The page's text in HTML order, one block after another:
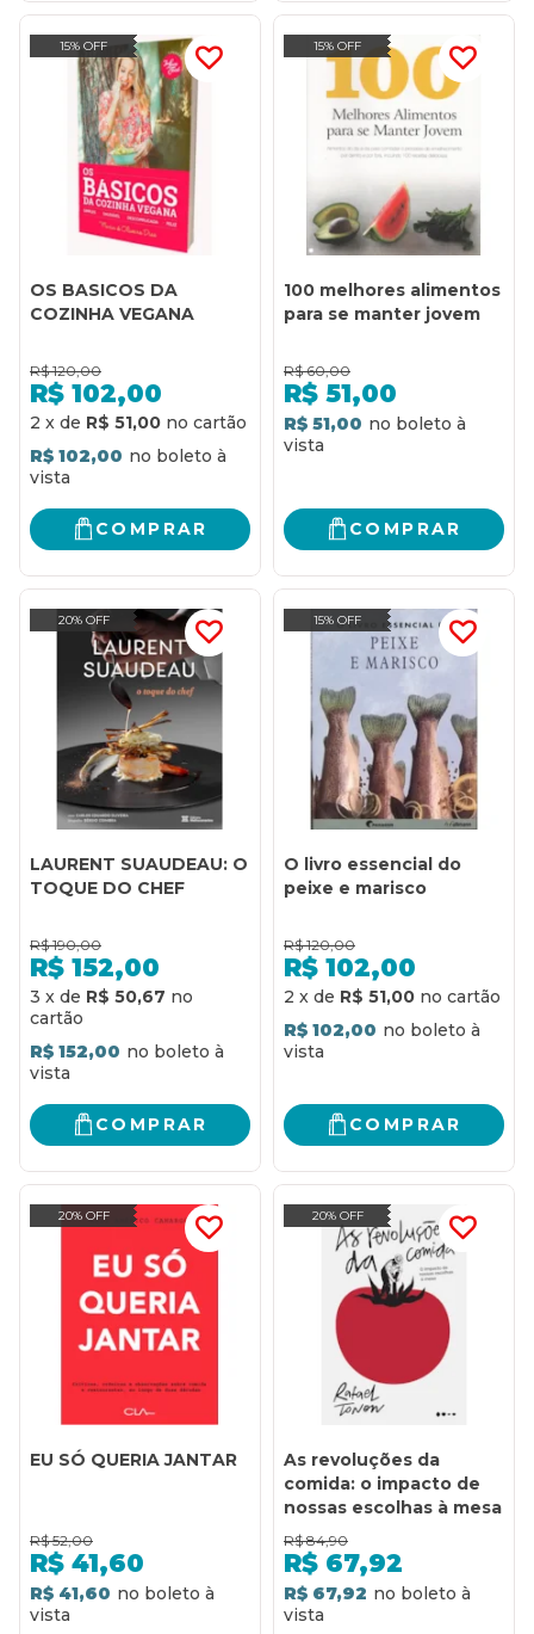
15% OFF
OS BASICOS DA
COZINHA VEGANA
R$ 120,00
R$ 102,00
2 x de R$ 51,00
R$ 102,00
COMPRAR
15% OFF
100 melhores alimentos
para se manter jovem
R$ 60,00
R$ 51,00
R$ 51,00
COMPRAR
20% OFF
LAURENT SUAUDEAU: O
TOQUE DO CHEF
R$ 190,00
R$ 152,00
3 x de R$ 50,67
R$ 152,00
COMPRAR
15% OFF
O livro essencial do
peixe e marisco
R$ 120,00
R$ 102,00
2 x de R$ 51,00
R$ 102,00
COMPRAR
20% OFF
EU SÓ QUERIA JANTAR
R$ 52,00
R$ 41,60
R$ 41,60
20% OFF
As revoluções da
comida: o impacto de
nossas escolhas à mesa
R$ 84,90
R$ 67,92
R$ 67,92